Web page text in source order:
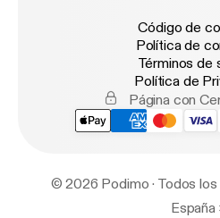
Código de
Política de
Términos de
Política de
Página con
© 2026 Podimo · Todos
España